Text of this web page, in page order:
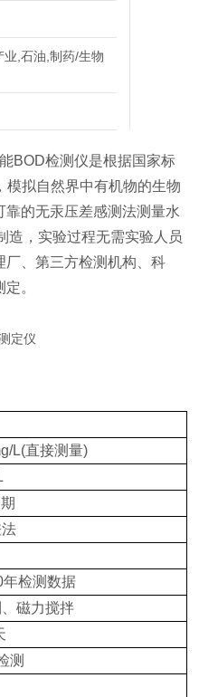
,石油,制药/生物
BOD检测仪是根据国家标
拟自然界中有机物的生物
靠的无汞压差感测法测量水
造，实验过程无需实验人员
厂、第三方检测机构、科
。
L(直接测量)
检测数据
磁力搅拌
测